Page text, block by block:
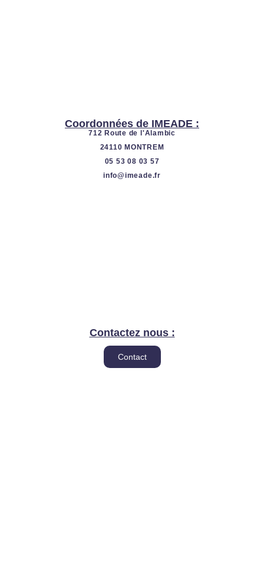
Coordonnées de IMEADE :
712 Route de l'Alambic
24110 MONTREM
05 53 08 03 57
info@imeade.fr
Contactez nous :
Contact